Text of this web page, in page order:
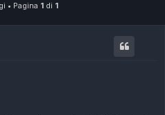
• Pagina 1 di 1